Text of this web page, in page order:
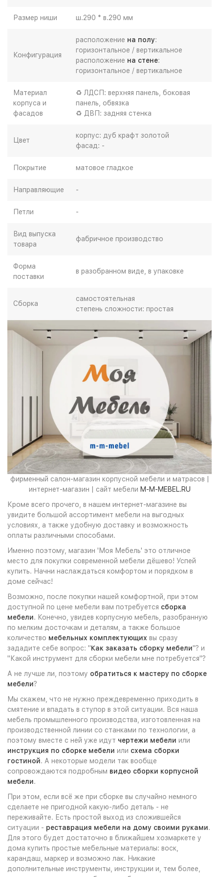
Размер ниши ш.290 * в.290 мм
Конфигурация
расположение на полу:
горизонтальное / вертикальное
расположение на стене:
горизонтальное / вертикальное
Материал
корпуса и
фасадов
♻ ЛДСП: верхняя панель, боковая
панель, обвязка
♻ ДВП: задняя стенка
Цвет
корпус: дуб крафт золотой
фасад: -
Покрытие матовое гладкое
Направляющие -
Петли -
Вид выпуска
товара
фабричное производство
Форма
поставки
в разобранном виде, в упаковке
Сборка
самостоятельная
степень сложности: простая
фирменный салон-магазин корпусной мебели и матрасов |
интернет-магазин | сайт мебели M-M-MEBEL.RU
Кроме всего прочего, в нашем интернет-магазине вы
увидите большой ассортимент мебели на выгодных
условиях, а также удобную доставку и возможность
оплаты различными способами.
Именно поэтому, магазин 'Моя Мебель' это отличное
место для покупки современной мебели дёшево! Успей
купить. Начни наслаждаться комфортом и порядком в
доме сейчас!
Возможно, после покупки нашей комфортной, при этом
доступной по цене мебели вам потребуется сборка
мебели. Конечно, увидев корпусную мебель, разобранную
по мелким досточкам и деталям, а также большое
количество мебельных комплектующих вы сразу
зададите себе вопрос: "Как заказать сборку мебели"? и
"Какой инструмент для сборки мебели мне потребуется"?
А не лучше ли, поэтому обратиться к мастеру по сборке
мебели?
Мы скажем, что не нужно преждевременно приходить в
смятение и впадать в ступор в этой ситуации. Вся наша
мебель промышленного производства, изготовленная на
производственной линии со станками по технологии, а
поэтому вместе с ней уже идут чертежи мебели или
инструкция по сборке мебели или схема сборки
гостиной. А некоторые модели так вообще
сопровождаются подробным видео сборки корпусной
мебели.
При этом, если всё же при сборке вы случайно немного
сделаете не пригодной какую-либо деталь - не
переживайте. Есть простой выход из сложившейся
ситуации - реставрация мебели на дому своими руками.
Для этого будет достаточно в ближайшем хозмаркете у
дома купить простые мебельные материалы: воск,
карандаш, маркер и возможно лак. Никакие
дополнительные инструменты, инструкции и, тем более,